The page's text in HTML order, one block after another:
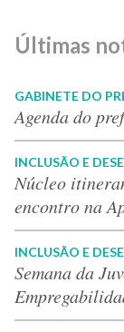
Últimas
GABINETE DO
Agenda do
INCLUSÃO E
Núcleo
encontro na
INCLUSÃO E
Semana da